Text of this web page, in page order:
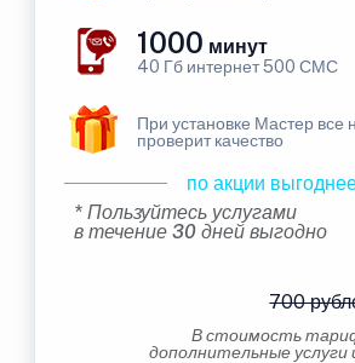
1000 минут
40 Гб интернет 500 СМС
При установке Мастер все
проверит качество
по акции
* Пользуйтесь услугами
в течение 30 дней выгодно
700
В стоимость
дополнительные услуги